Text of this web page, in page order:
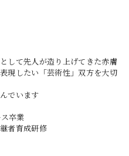
して先人が造り上げてきた赤膚
現したい「芸術性」双方を大切
でいます
卒業
育成研修